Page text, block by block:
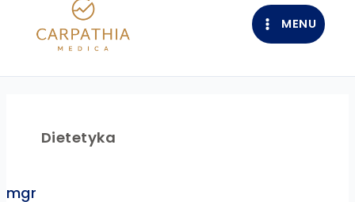
MENU
Dietetyka
mgr